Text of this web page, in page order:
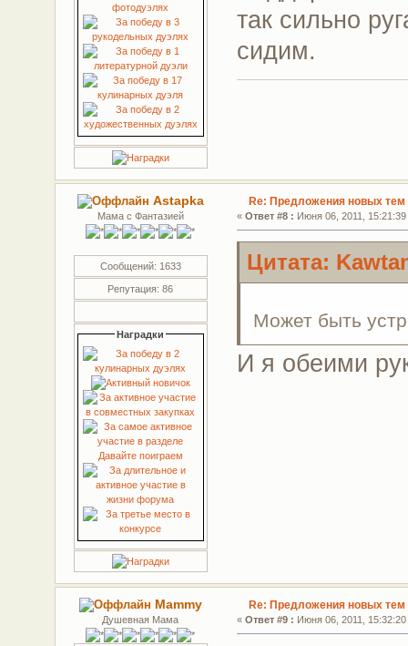
так сильно
сидим.
Astapka
Мама с Фантазией
Сообщений: 1633
Репутация: 86
Наградки
Re: Предложения новых тем
«Ответ #8 : Июня 06, 2011, 15:21:39
Цитата:
Может быть
И я обеими
Mammy
Душевная Мама
Re: Предложения новых тем
«Ответ #9 : Июня 06, 2011, 15:32:20